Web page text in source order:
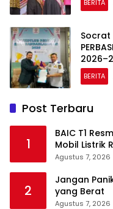
BERITA
Socrat
BERITA
Post Terbaru
1
BAIC T1
Mobil Listrik
Pasar EV
Agustus 7, 2026
2
Jangan
yang Berat
Agustus 7, 2026